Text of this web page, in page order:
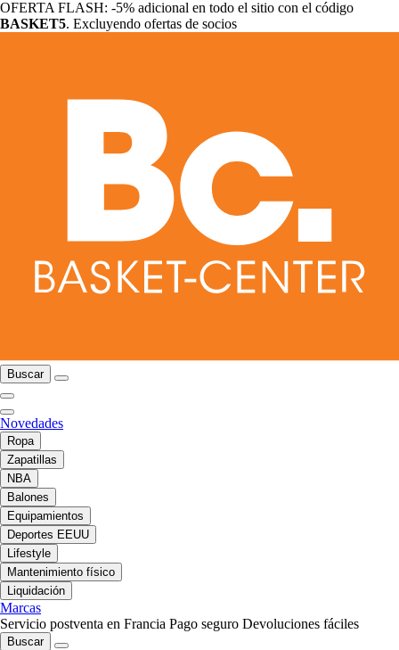
OFERTA FLASH: -5% adicional en todo el sitio con el código
BASKET5. Excluyendo ofertas de socios
Buscar
Novedades
Ropa
Zapatillas
NBA
Balones
Equipamientos
Deportes EEUU
Lifestyle
Mantenimiento físico
Liquidación
Marcas
Servicio postventa en Francia Pago seguro Devoluciones fáciles
Buscar